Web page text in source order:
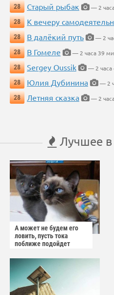
28
Старый рыбак
— 2
28
К вечеру
28
В далёкий путь
— 2
28
В Гомеле
— 2 часа 39
28
Sergey Oussik
— 2 часа
28
Юлия Дубинина
— 2
28
Летняя сказка — 2
Лучшее в
А может не будем его
ловить, пусть тока
поближе подойдет